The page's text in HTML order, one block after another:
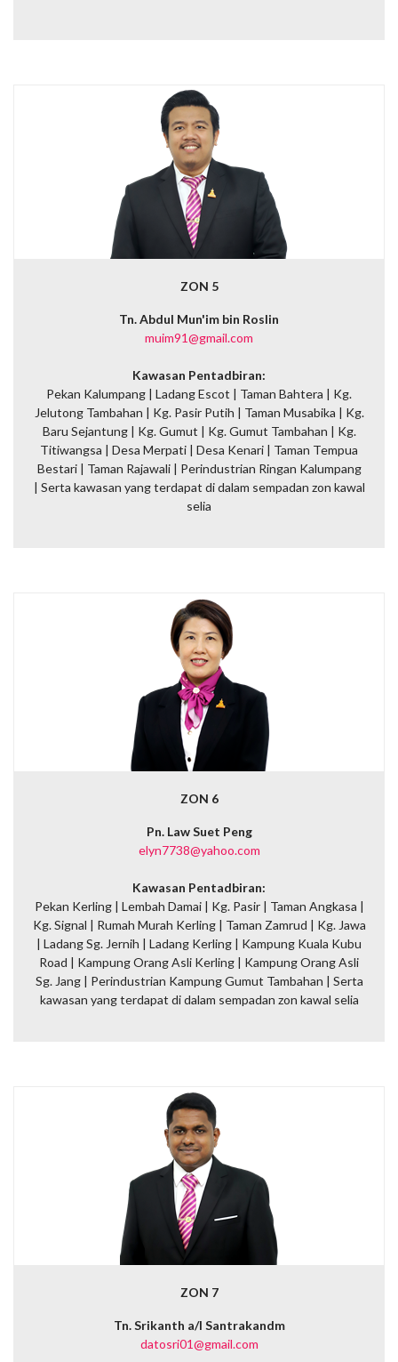
ZON 5
Tn. Abdul Mun'im bin Roslin
muim91@gmail.com
Kawasan Pentadbiran:
Pekan Kalumpang | Ladang Escot | Taman Bahtera | Kg.
Jelutong Tambahan | Kg. Pasir Putih | Taman Musabika | Kg.
Baru Sejantung | Kg. Gumut | Kg. Gumut Tambahan | Kg.
Titiwangsa | Desa Merpati | Desa Kenari | Taman Tempua
Bestari | Taman Rajawali | Perindustrian Ringan Kalumpang
| Serta kawasan yang terdapat di dalam sempadan zon kawal
selia
ZON 6
Pn. Law Suet Peng
elyn7738@yahoo.com
Kawasan Pentadbiran:
Pekan Kerling | Lembah Damai | Kg. Pasir | Taman Angkasa |
Kg. Signal | Rumah Murah Kerling | Taman Zamrud | Kg. Jawa
| Ladang Sg. Jernih | Ladang Kerling | Kampung Kuala Kubu
Road | Kampung Orang Asli Kerling | Kampung Orang Asli
Sg. Jang | Perindustrian Kampung Gumut Tambahan | Serta
kawasan yang terdapat di dalam sempadan zon kawal selia
ZON 7
Tn. Srikanth a/l Santrakandm
datosri01@gmail.com